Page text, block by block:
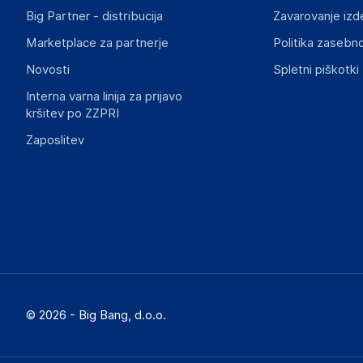
Big Partner - distribucija
Marketplace za partnerje
Novosti
Interna varna linija za prijavo
kršitev po ZZPRI
Zaposlitev
Zavarovanje
Politika
Spletni piškotki
© 2026 - Big Bang, d.o.o.